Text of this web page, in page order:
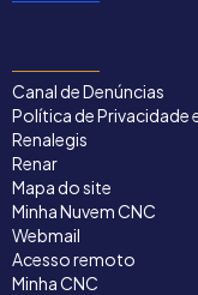
Canal de Denúncias
Política de Privacidade
Renalegis
Renar
Mapa do site
Minha Nuvem CNC
Webmail
Acesso remoto
Minha CNC